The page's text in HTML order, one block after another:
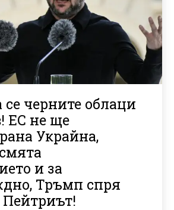
се черните облаци
ЕС не ще
Украйна,
и за
Тръмп спря
Пейтриът!